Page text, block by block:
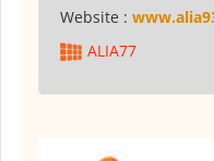
Website :
ALIA77